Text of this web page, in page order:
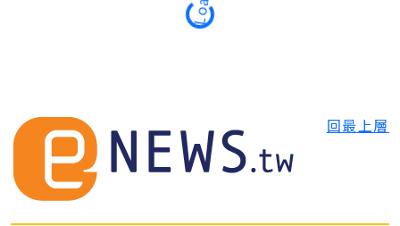
Loading
回最上層